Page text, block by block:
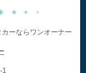
ーならワンオーナー
1